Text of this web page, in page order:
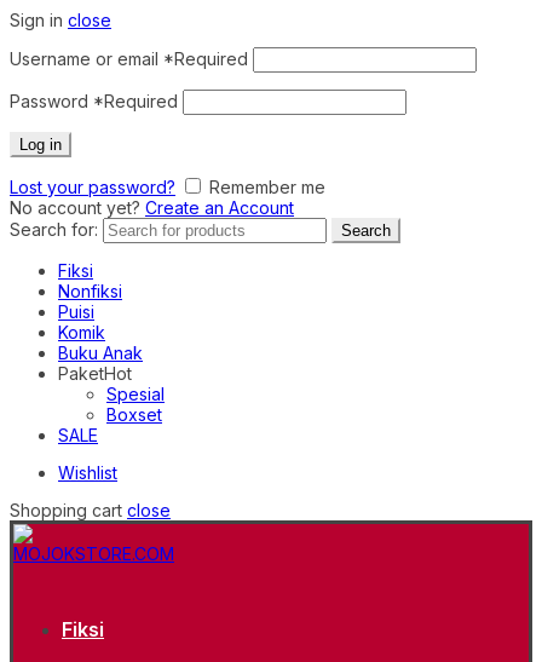
Sign in close
Username or email *Required
Password *Required
Log in
Lost your password?
Remember me
No account yet? Create an Account
Search for:
Search
Fiksi
Nonfiksi
Puisi
Komik
Buku Anak
PaketHot
Spesial
Boxset
SALE
Wishlist
Shopping cart close
Fiksi